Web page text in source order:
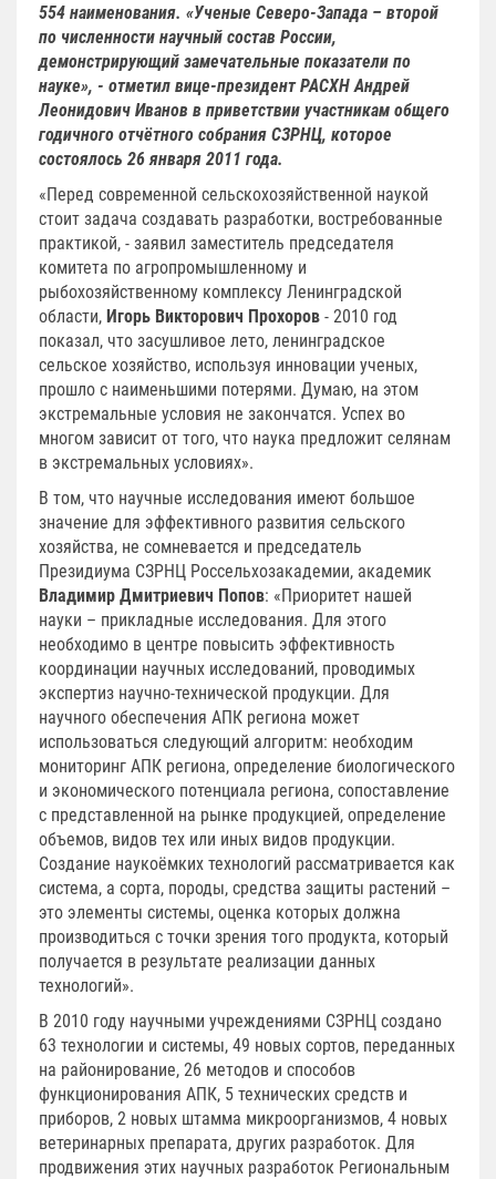
554 наименования. «Ученые Северо-Запада – второй
по численности научный состав России,
демонстрирующий замечательные показатели по
науке», - отметил вице-президент РАСХН Андрей
Леонидович Иванов в приветствии участникам общего
годичного отчётного собрания СЗРНЦ, которое
состоялось 26 января 2011 года.
«Перед современной сельскохозяйственной наукой
стоит задача создавать разработки, востребованные
практикой, - заявил заместитель председателя
комитета по агропромышленному и
рыбохозяйственному комплексу Ленинградской
области, Игорь Викторович Прохоров - 2010 год
показал, что засушливое лето, ленинградское
сельское хозяйство, используя инновации ученых,
прошло с наименьшими потерями. Думаю, на этом
экстремальные условия не закончатся. Успех во
многом зависит от того, что наука предложит селянам
в экстремальных условиях».
В том, что научные исследования имеют большое
значение для эффективного развития сельского
хозяйства, не сомневается и председатель
Президиума СЗРНЦ Россельхозакадемии, академик
Владимир Дмитриевич Попов: «Приоритет нашей
науки – прикладные исследования. Для этого
необходимо в центре повысить эффективность
координации научных исследований, проводимых
экспертиз научно-технической продукции. Для
научного обеспечения АПК региона может
использоваться следующий алгоритм: необходим
мониторинг АПК региона, определение биологического
и экономического потенциала региона, сопоставление
с представленной на рынке продукцией, определение
объемов, видов тех или иных видов продукции.
Создание наукоёмких технологий рассматривается как
система, а сорта, породы, средства защиты растений –
это элементы системы, оценка которых должна
производиться с точки зрения того продукта, который
получается в результате реализации данных
технологий».
В 2010 году научными учреждениями СЗРНЦ создано
63 технологии и системы, 49 новых сортов, переданных
на районирование, 26 методов и способов
функционирования АПК, 5 технических средств и
приборов, 2 новых штамма микроорганизмов, 4 новых
ветеринарных препарата, других разработок. Для
продвижения этих научных разработок Региональным